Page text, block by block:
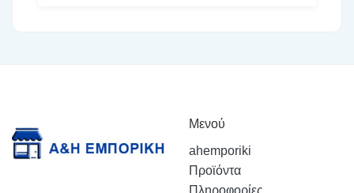
Μενού
ahemporiki
Προϊόντα